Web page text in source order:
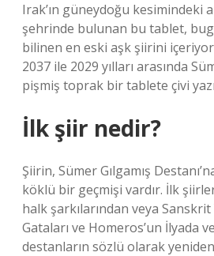
Irak’ın güneydoğu kesimindeki
şehrinde bulunan bu tablet,
bilinen en eski aşk şiirini
2037 ile 2029 yılları arasında
pişmiş toprak bir tablete çivi
İlk şiir nedir?
Şiirin, Sümer Gılgamış
köklü bir geçmişi vardır. İlk
halk şarkılarından veya
Gataları ve Homeros’un İlyada
destanların sözlü olarak yeniden